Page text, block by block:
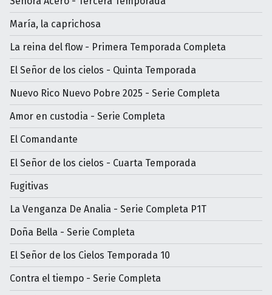
María, la caprichosa
La reina del flow - Primera Temporada Completa
El Señor de los cielos - Quinta Temporada
Nuevo Rico Nuevo Pobre 2025 - Serie Completa
Amor en custodia - Serie Completa
El Comandante
El Señor de los cielos - Cuarta Temporada
Fugitivas
La Venganza De Analia - Serie Completa P1T
Doña Bella - Serie Completa
El Señor de los Cielos Temporada 10
Contra el tiempo - Serie Completa